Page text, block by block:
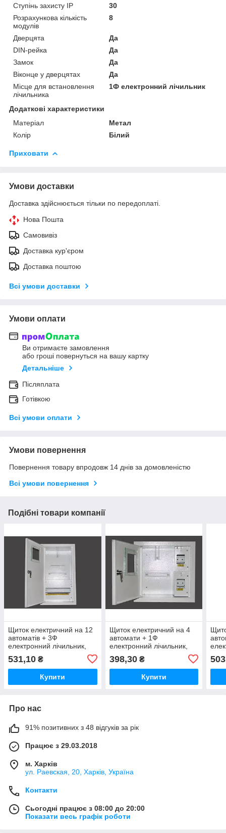
Ступінь захисту IP
30
Розрахункова кількість
модулів
8
Дверцята
Да
DIN-рейка
Да
Замок
Да
Віконце у дверцятах
Да
Місце для встановлення
лічильника
1Ф електронний лічильник
Додаткові характеристики
Матеріал
Метал
Колір
Білий
Приховати
Умови доставки
Доставка здійснюється тільки по передоплаті.
Нова Пошта
Самовивіз
Доставка кур'єром
Доставка поштою
Всі умови доставки
Умови оплати
Ви отримаєте замовлення
або гроші повернуться на вашу картку
Детальніше
Післяплата
Готівкою
Всі умови оплати
Умови повернення
Повернення товару впродовж 14 днів за домовленістю
Всі умови повернення
Подібні товари компанії
Щиток електричний на 12
автоматів + 3Ф
електронний лічильник,
Nova
531,10 ₴
Купити
Щиток електричний на 4
автомати + 1Ф
електронний лічильник,
Nova
398,30₴
Купити
Про нас
91% позитивних з 48 відгуків за рік
Працює з 29.03.2018
м. Харків
ул. Раевская, 20, Харків, Україна
Контакти
Сьогодні працює з 08:00 до 20:00
Показати весь графік роботи